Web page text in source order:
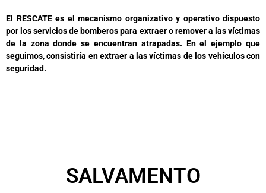
El RESCATE es el mecanismo organizativo y operativo dispuesto
por los servicios de bomberos para extraer o remover a las víctimas
de la zona donde se encuentran atrapadas. En el ejemplo que
seguimos, consistiría en extraer a las víctimas de los vehículos con
seguridad.
SALVAMENTO